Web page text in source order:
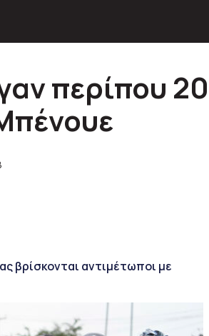
περίπου 20
βρίσκονται αντιμέτωποι με